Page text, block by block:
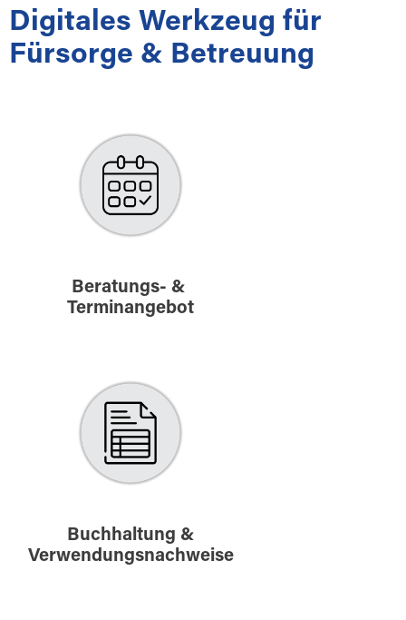
Digitales Werkzeug für
Fürsorge & Betreuung
Beratungs- &
Terminangebot
Buchhaltung &
Verwendungsnachweise